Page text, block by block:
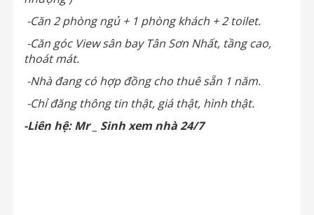
-Căn 2 phòng ngủ + 1 phòng khách + 2 toilet.
-Căn góc View sân bay Tân Sơn Nhất, tầng cao,
thoát mát.
-Nhà đang có hợp đồng cho thuê sẵn 1 năm.
-Chỉ đăng thông tin thật, giá thật, hình thật.
-Liên hệ: Mr _ Sinh xem nhà 24/7